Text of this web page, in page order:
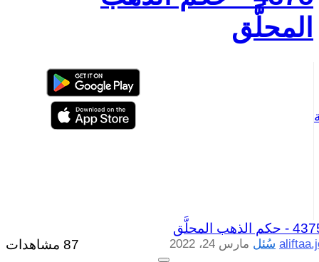
المحلَّق
حكم الذهب المحلَّق
سُئل مارس 24، 2022
87 مشاهدات